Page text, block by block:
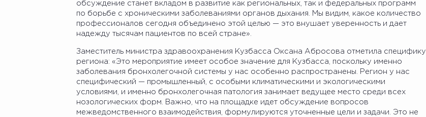
обсуждение станет вкладом в развитие как региональных, так и федеральных программ
по борьбе с хроническими заболеваниями органов дыхания. Мы видим, какое количество
профессионалов сегодня объединено этой целью — это внушает уверенность и дает
надежду тысячам пациентов по всей стране».
Заместитель министра здравоохранения Кузбасса Оксана Абросова отметила специфику
региона: «Это мероприятие имеет особое значение для Кузбасса, поскольку именно
заболевания бронхолегочной системы у нас особенно распространены. Регион у нас
специфический — промышленный, с особыми климатическими и экологическими
условиями, и именно бронхолегочная патология занимает ведущее место среди всех
нозологических форм. Важно, что на площадке идет обсуждение вопросов
межведомственного взаимодействия, формулируются уточненные цели и задачи. Это не